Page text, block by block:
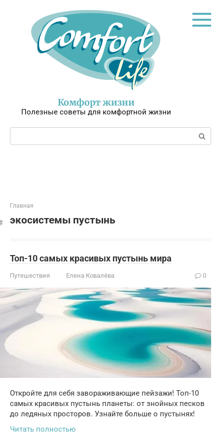
Комфорт жизни
Полезные советы для комфортной жизни
Поиск:
Главная
экосистемы пустынь
Топ-10 самых красивых пустынь мира
Путешествия Елена Ковалёва 0
Откройте для себя завораживающие пейзажи! Топ-10
самых красивых пустынь планеты: от знойных песков
до ледяных просторов. Узнайте больше о пустынях!
Читать полностью